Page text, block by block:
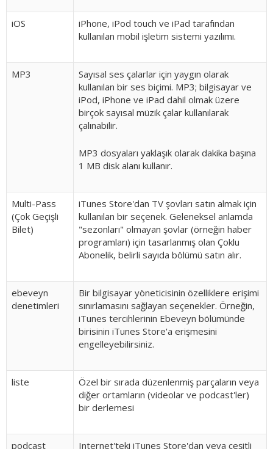
iOS
iPhone, iPod touch ve iPad tarafından
kullanılan mobil işletim sistemi yazılımı.
MP3
Sayısal ses çalarlar için yaygın olarak
kullanılan bir ses biçimi. MP3; bilgisayar ve
iPod, iPhone ve iPad dahil olmak üzere
birçok sayısal müzik çalar kullanılarak
çalınabilir.
MP3 dosyaları yaklaşık olarak dakika başına
1 MB disk alanı kullanır.
Multi-Pass
(Çok Geçişli
Bilet)
iTunes Store'dan TV şovları satın almak için
kullanılan bir seçenek. Geleneksel anlamda
"sezonları" olmayan şovlar (örneğin haber
programları) için tasarlanmış olan Çoklu
Abonelik, belirli sayıda bölümü satın alır.
ebeveyn
denetimleri
Bir bilgisayar yöneticisinin özelliklere erişimi
sınırlamasını sağlayan seçenekler. Örneğin,
iTunes tercihlerinin Ebeveyn bölümünde
birisinin iTunes Store'a erişmesini
engelleyebilirsiniz.
liste
Özel bir sırada düzenlenmiş parçaların veya
diğer ortamların (videolar ve podcast'ler)
bir derlemesi
podcast Internet'teki iTunes Store'dan veya çeşitli